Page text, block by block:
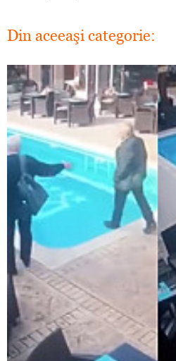
Din aceeaşi categorie: